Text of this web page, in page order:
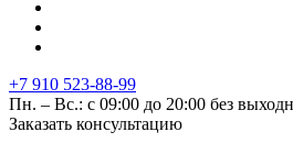
+7 910 523-88-99
Пн. – Вс.: с 09:00 до 20:00 без
Заказать консультацию